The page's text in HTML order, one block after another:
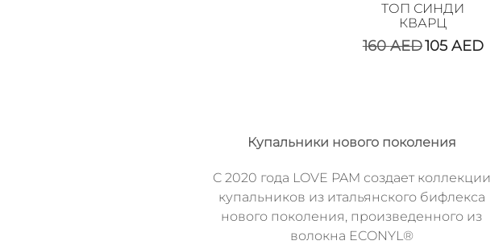
ТОП СИНДИ
КВАРЦ
160AED105 AED
Купальники нового поколения
C 2020 года LOVE PAM создает коллекции
купальников из итальянского бифлекса
нового поколения, произведенного из
волокна ECONYL®